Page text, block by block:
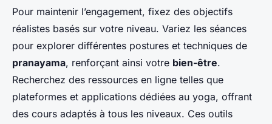
Pour maintenir l’engagement, fixez des objectifs
réalistes basés sur votre niveau. Variez les séances
pour explorer différentes postures et techniques de
pranayama, renforçant ainsi votre bien-être.
Recherchez des ressources en ligne telles que
plateformes et applications dédiées au yoga, offrant
des cours adaptés à tous les niveaux. Ces outils